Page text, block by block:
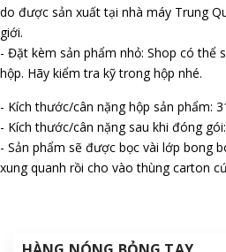
do được sản xuất tại nhà máy Trung
giới.
- Đặt kèm sản phẩm nhỏ: Shop có thể
hộp. Hãy kiểm tra kỹ trong hộp nhé.
- Kích thước/cân nặng hộp sản phẩm:
- Kích thước/cân nặng sau khi đóng
- Sản phẩm sẽ được bọc vài lớp bong
xung quanh rồi cho vào thùng carton